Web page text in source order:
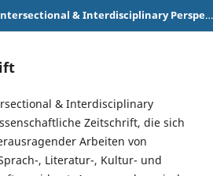
Mirrors & Mosaics: Intersectional & Interdisciplinary Perspectives
& Interdisciplinary
Zeitschrift, die sich
Arbeiten von
, Literatur-, Kultur- und